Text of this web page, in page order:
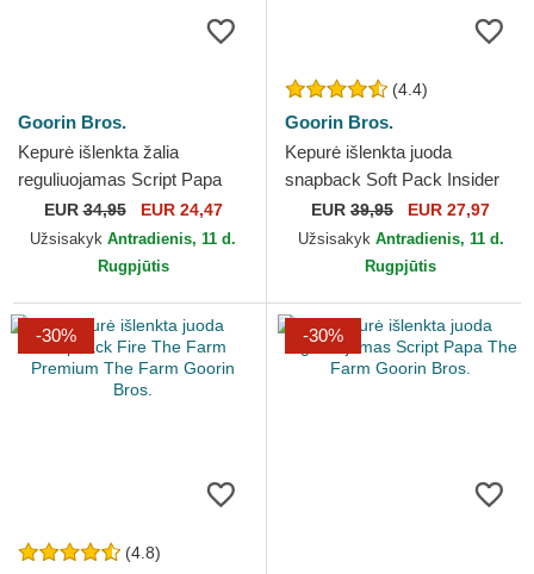
Goorin Bros.
Kepurė išlenkta žalia
reguliuojamas Script Papa
The Farm Goorin Bros.
EUR34,95 EUR 24,47
Užsisakyk Antradienis, 11 d.
Rugpjūtis
(4.4)
Goorin Bros.
Kepurė išlenkta juoda
snapback Soft Pack Insider
Club The Farm Goorin Bros.
EUR 39,95 EUR 27,97
Užsisakyk Antradienis, 11 d.
Rugpjūtis
-30%
(4.8)
-30%